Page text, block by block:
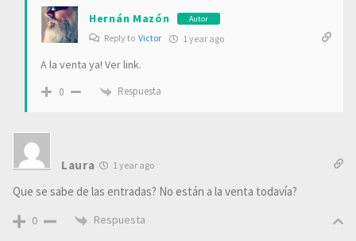
Hernán Mazón Autor
Reply to Victor 1 year ago
A la venta ya! Ver link.
0 Respuesta
Laura 1 year ago
Que se sabe de las entradas? No están a la venta todavía?
0 Respuesta